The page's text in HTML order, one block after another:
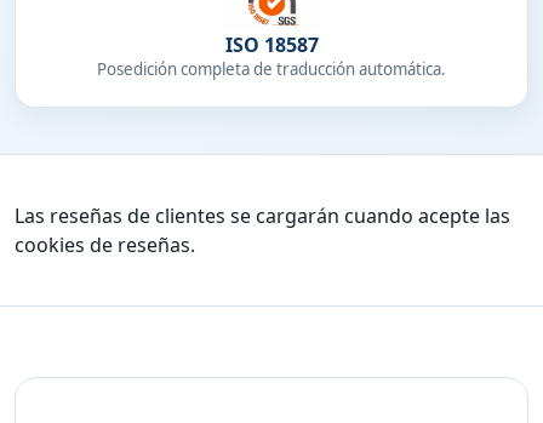
ISO 18587
Posedición completa de traducción automática.
Las reseñas de clientes se cargarán cuando acepte las
cookies de reseñas.